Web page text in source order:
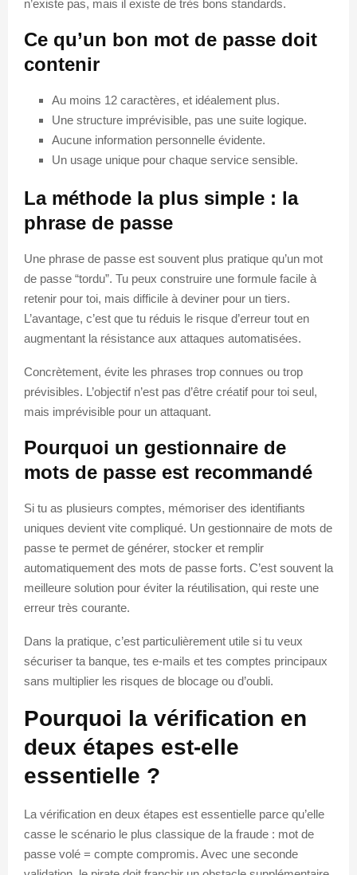
n’existe pas, mais il existe de très bons standards.
Ce qu’un bon mot de passe doit
contenir
Au moins 12 caractères, et idéalement plus.
Une structure imprévisible, pas une suite logique.
Aucune information personnelle évidente.
Un usage unique pour chaque service sensible.
La méthode la plus simple : la
phrase de passe
Une phrase de passe est souvent plus pratique qu’un mot
de passe “tordu”. Tu peux construire une formule facile à
retenir pour toi, mais difficile à deviner pour un tiers.
L’avantage, c’est que tu réduis le risque d’erreur tout en
augmentant la résistance aux attaques automatisées.
Concrètement, évite les phrases trop connues ou trop
prévisibles. L’objectif n’est pas d’être créatif pour toi seul,
mais imprévisible pour un attaquant.
Pourquoi un gestionnaire de
mots de passe est recommandé
Si tu as plusieurs comptes, mémoriser des identifiants
uniques devient vite compliqué. Un gestionnaire de mots de
passe te permet de générer, stocker et remplir
automatiquement des mots de passe forts. C’est souvent la
meilleure solution pour éviter la réutilisation, qui reste une
erreur très courante.
Dans la pratique, c’est particulièrement utile si tu veux
sécuriser ta banque, tes e-mails et tes comptes principaux
sans multiplier les risques de blocage ou d’oubli.
Pourquoi la vérification en
deux étapes est-elle
essentielle ?
La vérification en deux étapes est essentielle parce qu’elle
casse le scénario le plus classique de la fraude : mot de
passe volé = compte compromis. Avec une seconde